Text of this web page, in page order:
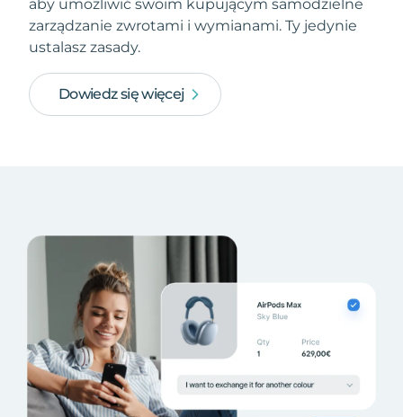
aby umożliwić swoim kupującym samodzielne
zarządzanie zwrotami i wymianami. Ty jedynie
ustalasz zasady.
Dowiedz się więcej